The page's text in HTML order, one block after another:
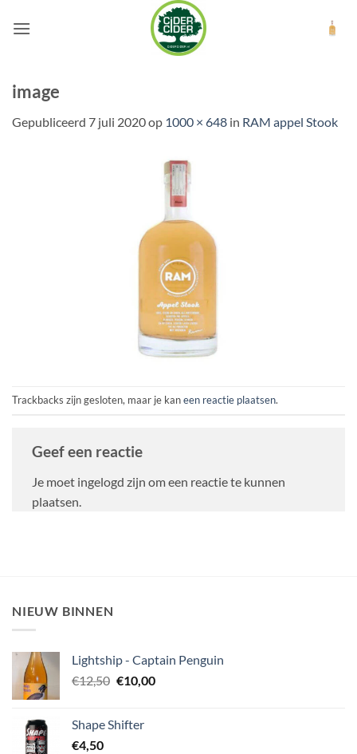
naar
image
Gepubliceerd 7 juli 2020op 1000 × 648 in RAM appel Stook
Trackbacks zijn gesloten, maar je kaneen reactie plaatsen.
Geef een reactie
Je moet ingelogd zijn om een reactie te kunnen
plaatsen.
NIEUW BINNEN
Lightship - Captain Penguin
€12,50 Oorspronkelijke
€12,50.
€10,00Huidige
Shape Shifter
€4,50